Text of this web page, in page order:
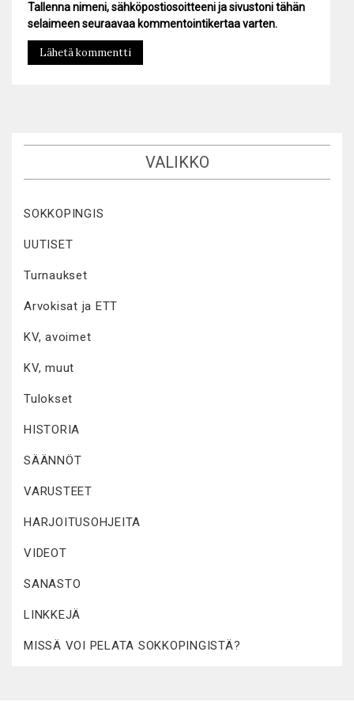
Tallenna nimeni, sähköpostiosoitteeni ja sivustoni tähän
selaimeen seuraavaa kommentointikertaa varten.
VALIKKO
SOKKOPINGIS
UUTISET
Turnaukset
Arvokisat ja ETT
KV, avoimet
KV, muut
Tulokset
HISTORIA
SÄÄNNÖT
VARUSTEET
HARJOITUSOHJEITA
VIDEOT
SANASTO
LINKKEJÄ
MISSÄ VOI PELATA SOKKOPINGISTÄ?